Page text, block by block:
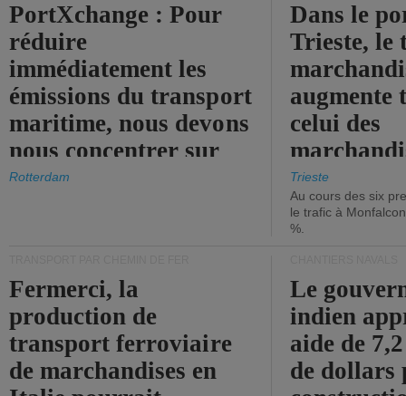
PortXchange : Pour
réduire
immédiatement les
émissions du transport
maritime, nous devons
nous concentrer sur
les ports.
Rotterdam
Dans le
Trieste, le
augmente
celui des
diminue.
Trieste
Au cours des six
le trafic à
%.
Fermerci, la
production de
transport ferroviaire
de marchandises en
Le
indien
aide de
de dollars